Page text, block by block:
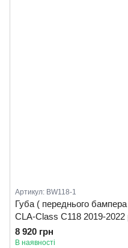
Артикул: BW118-1
Губа ( переднього
CLA-Class C118 2019-2022
8 920 грн
В наявності